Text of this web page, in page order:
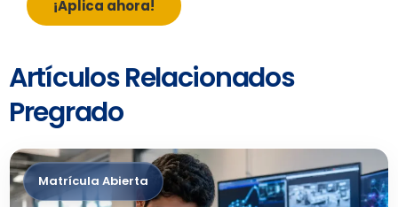
¡Aplica ahora!
Artículos Relacionados
Pregrado